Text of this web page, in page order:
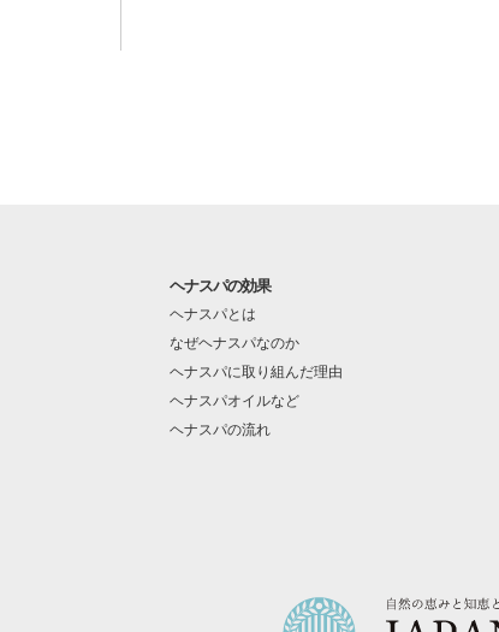
ヘナスパの効果
ヘナスパとは
なぜヘナスパなのか
ヘナスパに取り組んだ理由
ヘナスパオイルなど
ヘナスパの流れ